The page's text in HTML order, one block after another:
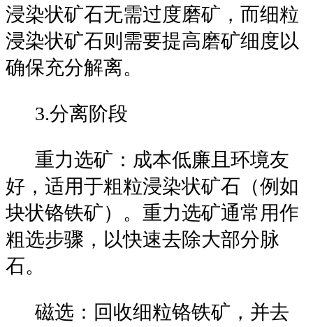
浸染状矿石无需过度磨矿，而细粒
浸染状矿石则需要提高磨矿细度以
确保充分解离。
3.分离阶段
重力选矿：成本低廉且环境友
好，适用于粗粒浸染状矿石（例如
块状铬铁矿）。重力选矿通常用作
粗选步骤，以快速去除大部分脉
石。
磁选：回收细粒铬铁矿，并去